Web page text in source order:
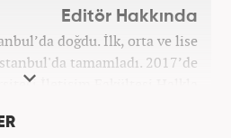
Editör Hakkında
doğdu. İlk, orta ve lise
tamamladı. 2017’de
İletişim Fakültesi Halkla
Medya Grubu’na bağlı